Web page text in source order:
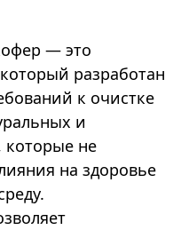
— это
разработан
к очистке
и
которые не
на здоровье